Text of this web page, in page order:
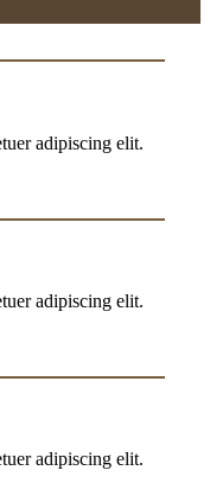
adipiscing elit.
adipiscing elit.
adipiscing elit.